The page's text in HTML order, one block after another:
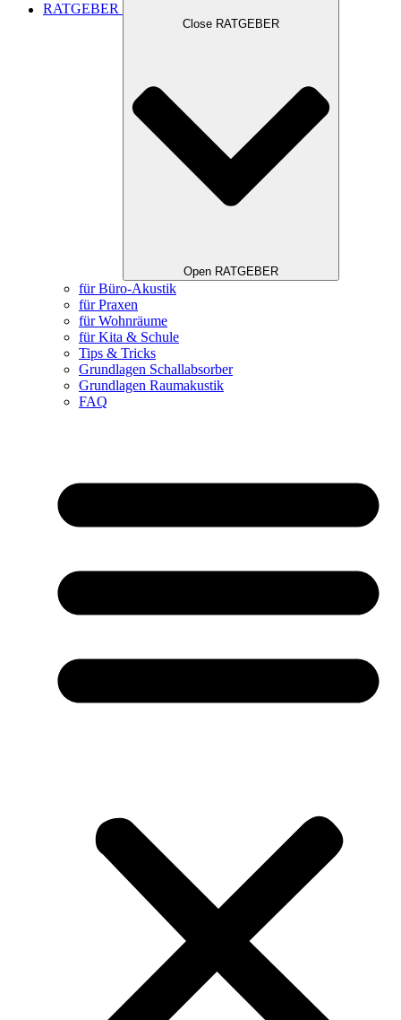
RATGEBER
Close RATGEBER
Open RATGEBER
für Büro-Akustik
für Praxen
für Wohnräume
für Kita & Schule
Tips & Tricks
Grundlagen Schallabsorber
Grundlagen Raumakustik
FAQ